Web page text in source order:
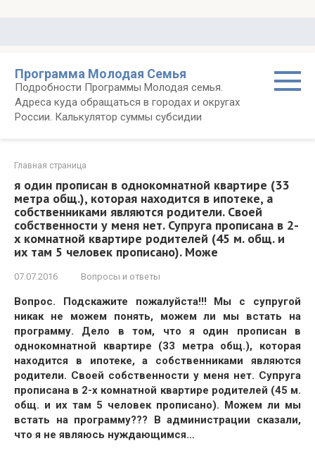
Программа Молодая Семья
Подробности Программы Молодая семья.
Адреса куда обращаться в городах и округах
России. Калькулятор суммы субсидии
Главная страница
я один прописан в однокомнатной квартире (33
метра общ.), которая находится в ипотеке, а
собственниками являются родители. Своей
собственности у меня нет. Супруга прописана в 2-
х комнатной квартире родителей (45 м. общ. и
их там 5 человек прописано). Може
07.07.2016 Вопросы и ответы
Вопрос. Подскажите пожалуйста!!! Мы с супругой
никак не можем понять, можем ли мы встать на
программу. Дело в том, что я один прописан в
однокомнатной квартире (33 метра общ.), которая
находится в ипотеке, а собственниками являются
родители. Своей собственности у меня нет. Супруга
прописана в 2-х комнатной квартире родителей (45 м.
общ. и их там 5 человек прописано). Можем ли мы
встать на программу??? В администрации сказали,
что я не являюсь нуждающимся…